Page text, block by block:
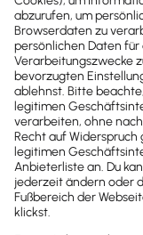
Newsletter
News
dein